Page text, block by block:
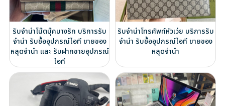
รับจำนำโน๊ตบุ๊คบางรัก บริการรับ
จำนำ รับซื้ออุปกรณ์ไอที ขายของ
หลุดจำนำ และ รับฝากขายอุปกรณ์
ไอที
รับจำนำโทรศัพท์หัวเว่ย บริการรับ
จำนำ รับซื้ออุปกรณ์ไอที ขายของ
หลุดจำนำ